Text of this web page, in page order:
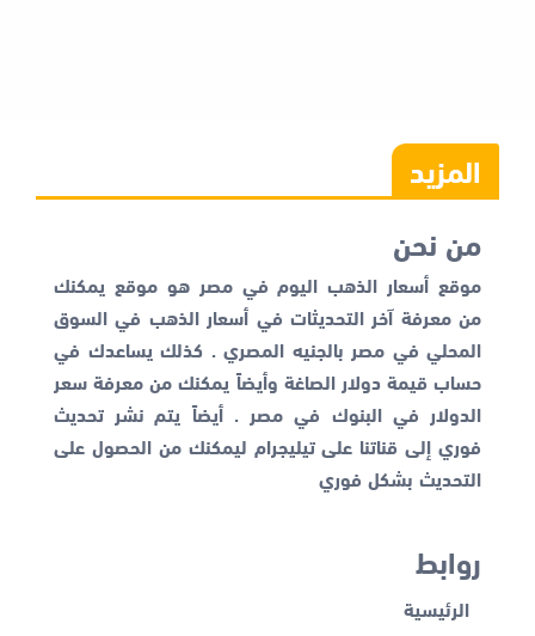
المزيد
من نحن
موقع أسعار الذهب اليوم في مصر هو موقع يمكنك
من معرفة آخر التحديثات في أسعار الذهب في السوق
المحلي في مصر بالجنيه المصري . كذلك يساعدك في
حساب قيمة دولار الصاغة وأيضاً يمكنك من معرفة سعر
الدولار في البنوك في مصر . أيضاً يتم نشر تحديث
فوري إلى قناتنا على تيليجرام ليمكنك من الحصول على
التحديث بشكل فوري
روابط
الرئيسية